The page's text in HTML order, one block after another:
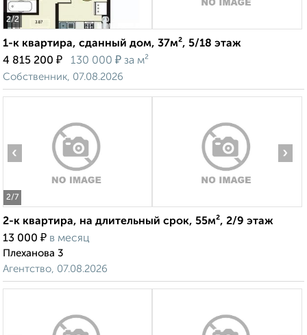
2/2
1-к квартира, сданный дом, 37м², 5/18 этаж
4 815 200 ₽ 130 000 ₽ за м²
Собственник, 07.08.2026
2/7
‹ ›
2-к квартира, на длительный срок, 55м², 2/9 этаж
13 000 ₽ в месяц
Плеханова 3
Агентство, 07.08.2026